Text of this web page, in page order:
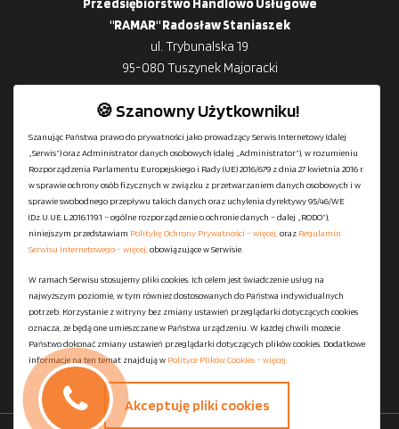
Przedsiębiorstwo Handlowo Usługowe
"RAMAR" Radosław Staniaszek
ul. Trybunalska 19
95-080 Tuszynek Majoracki
+48729-133-333
biuro@601144444.pl
Kontakt
Regulamin serwisu
Polityka Ochrony Prywatności
Polityka Plików Cookies
🍪 Szanowny Użytkowniku!
Szanując Państwa prawo do prywatności jako prowadzący Serwis Internetowy (dalej
„Serwis”) oraz Administrator danych osobowych (dalej „Administrator”), w rozumieniu
Rozporządzenia Parlamentu Europejskiego i Rady (UE) 2016/679 z dnia 27 kwietnia 2016 r.
w sprawie ochrony osób fizycznych w związku z przetwarzaniem danych osobowych i w
sprawie swobodnego przepływu takich danych oraz uchylenia dyrektywy 95/46/WE
(Dz.U.UE.L.2016.119.1 – ogólne rozporządzenie o ochronie danych – dalej „RODO”),
niniejszym przedstawiam Politykę Ochrony Prywatności – więcej, oraz Regulamin
Serwisu Internetowego – więcej, obowiązujące w Serwisie.
W ramach Serwisu stosujemy pliki cookies. Ich celem jest świadczenie usług na
najwyższym poziomie, w tym również dostosowanych do Państwa indywidualnych
potrzeb. Korzystanie z witryny bez zmiany ustawień przeglądarki dotyczących cookies
oznacza, że będą one umieszczane w Państwa urządzeniu. W każdej chwili możecie
Państwo dokonać zmiany ustawień przeglądarki dotyczących plików cookies. Dodatkowe
informacje na ten temat znajdują w Polityce Plików Cookies – więcej.
Akceptuję pliki cookies